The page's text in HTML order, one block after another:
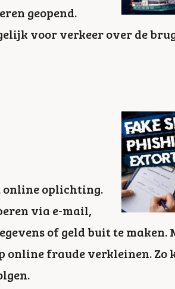
geopend.
voor verkeer over de
online oplichting.
via e-mail,
of geld buit te maken.
online fraude verkleinen. Zo